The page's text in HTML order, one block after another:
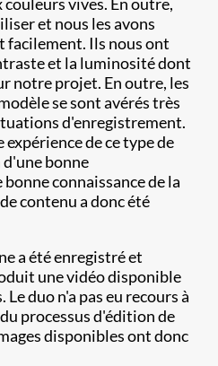
vives. En outre,
et nous les avons
facilement. Ils nous ont
et la luminosité dont
notre projet. En outre, les
se sont avérés très
d'enregistrement.
de ce type de
bonne
connaissance de la
contenu a donc été
a été enregistré et
une vidéo disponible
duo n'a pas eu recours à
processus d'édition de
disponibles ont donc